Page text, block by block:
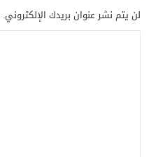
لن يتم نشر عنوان بريدك الإلكتروني.